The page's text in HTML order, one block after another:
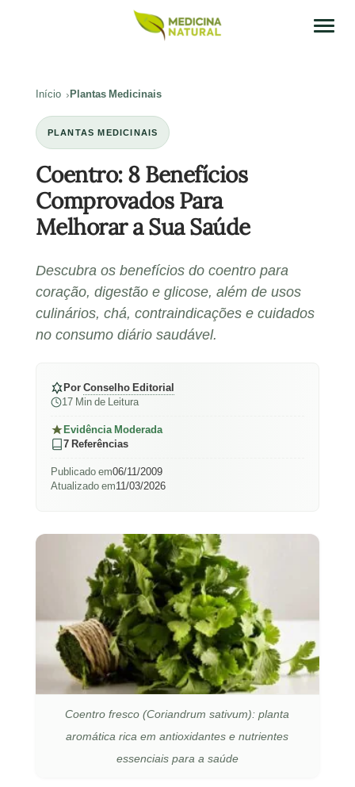
Início Plantas Medicinais
PLANTAS MEDICINAIS
Coentro: 8 Benefícios
Comprovados Para
Melhorar a Sua Saúde
Descubra os benefícios do coentro para
coração, digestão e glicose, além de usos
culinários, chá, contraindicações e cuidados
no consumo diário saudável.
PorConselho Editorial
17 Min de Leitura
Evidência Moderada
7 Referências
Publicado em06/11/2009
Atualizado em11/03/2026
Coentro fresco (Coriandrum sativum): planta
aromática rica em antioxidantes e nutrientes
essenciais para a saúde